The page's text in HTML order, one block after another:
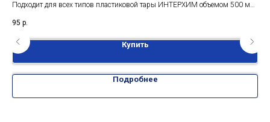
Подходит для всех типов пластиковой тары ИНТЕРХИМ объемом 500 мл.
95 р.
Купить
Подробнее